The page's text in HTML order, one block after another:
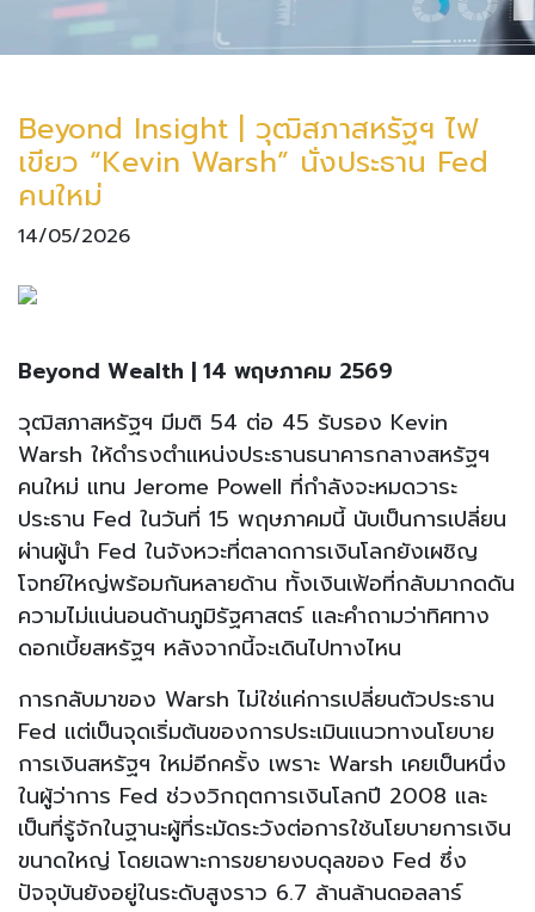
Beyond Insight | วุฒิสภาสหรัฐฯ ไฟ
เขียว “Kevin Warsh” นั่งประธาน Fed
คนใหม่
14/05/2026
Beyond Wealth | 14 พฤษภาคม 2569
วุฒิสภาสหรัฐฯ มีมติ 54 ต่อ 45 รับรอง Kevin
Warsh ให้ดำรงตำแหน่งประธานธนาคารกลางสหรัฐฯ
คนใหม่ แทน Jerome Powell ที่กำลังจะหมดวาระ
ประธาน Fed ในวันที่ 15 พฤษภาคมนี้ นับเป็นการเปลี่ยน
ผ่านผู้นำ Fed ในจังหวะที่ตลาดการเงินโลกยังเผชิญ
โจทย์ใหญ่พร้อมกันหลายด้าน ทั้งเงินเฟ้อที่กลับมากดดัน
ความไม่แน่นอนด้านภูมิรัฐศาสตร์ และคำถามว่าทิศทาง
ดอกเบี้ยสหรัฐฯ หลังจากนี้จะเดินไปทางไหน
การกลับมาของ Warsh ไม่ใช่แค่การเปลี่ยนตัวประธาน
Fed แต่เป็นจุดเริ่มต้นของการประเมินแนวทางนโยบาย
การเงินสหรัฐฯ ใหม่อีกครั้ง เพราะ Warsh เคยเป็นหนึ่ง
ในผู้ว่าการ Fed ช่วงวิกฤตการเงินโลกปี 2008 และ
เป็นที่รู้จักในฐานะผู้ที่ระมัดระวังต่อการใช้นโยบายการเงิน
ขนาดใหญ่ โดยเฉพาะการขยายงบดุลของ Fed ซึ่ง
ปัจจุบันยังอยู่ในระดับสูงราว 6.7 ล้านล้านดอลลาร์